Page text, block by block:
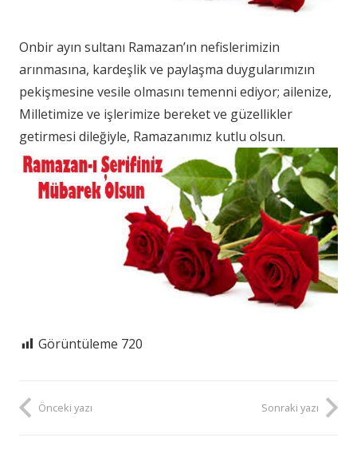
Onbir ayın sultanı Ramazan’ın nefislerimizin
arınmasına, kardeşlik ve paylaşma duygularımızın
pekişmesine vesile olmasını temenni ediyor; ailenize,
Milletimize ve işlerimize bereket ve güzellikler
getirmesi dileğiyle, Ramazanımız kutlu olsun.
Görüntüleme 720
Önceki yazı Sonraki yazı